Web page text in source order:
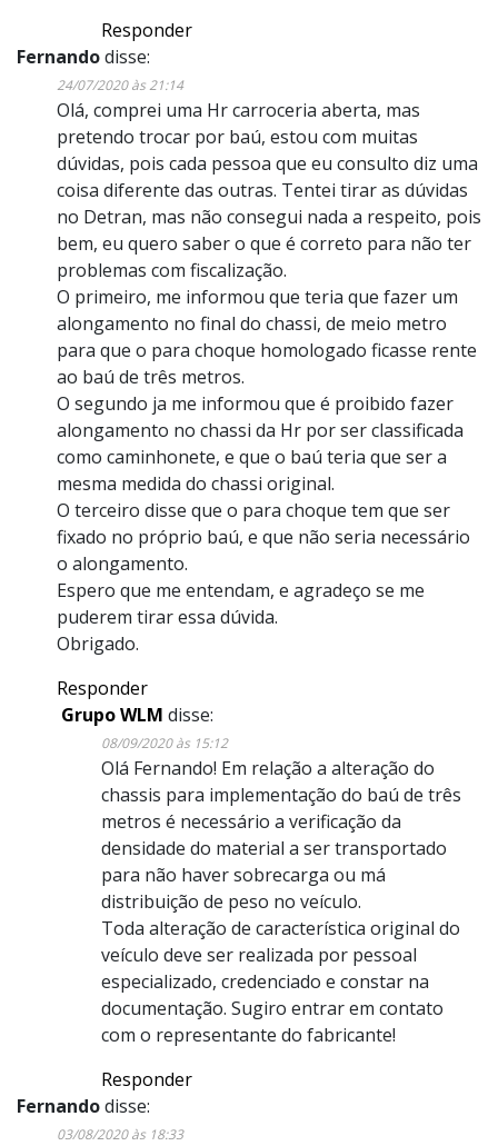
Responder
Fernandodisse:
24/07/2020 às 21:14
Olá, comprei uma Hr carroceria aberta, mas
pretendo trocar por baú, estou com muitas
dúvidas, pois cada pessoa que eu consulto diz uma
coisa diferente das outras. Tentei tirar as dúvidas
no Detran, mas não consegui nada a respeito, pois
bem, eu quero saber o que é correto para não ter
problemas com fiscalização.
O primeiro, me informou que teria que fazer um
alongamento no final do chassi, de meio metro
para que o para choque homologado ficasse rente
ao baú de três metros.
O segundo ja me informou que é proibido fazer
alongamento no chassi da Hr por ser classificada
como caminhonete, e que o baú teria que ser a
mesma medida do chassi original.
O terceiro disse que o para choque tem que ser
fixado no próprio baú, e que não seria necessário
o alongamento.
Espero que me entendam, e agradeço se me
puderem tirar essa dúvida.
Obrigado.
Responder
Grupo WLM disse:
08/09/2020 às 15:12
Olá Fernando! Em relação a alteração do
chassis para implementação do baú de três
metros é necessário a verificação da
densidade do material a ser transportado
para não haver sobrecarga ou má
distribuição de peso no veículo.
Toda alteração de característica original do
veículo deve ser realizada por pessoal
especializado, credenciado e constar na
documentação. Sugiro entrar em contato
com o representante do fabricante!
Responder
Fernandodisse:
03/08/2020 às 18:33